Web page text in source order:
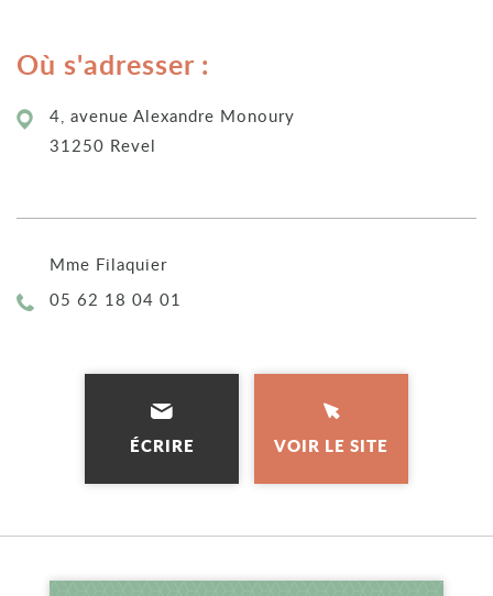
Où s'adresser :
4, avenue Alexandre Monoury
31250 Revel
Mme Filaquier
Téléphone :
05 62 18 04 01
ÉCRIRE VOIR LE SITE